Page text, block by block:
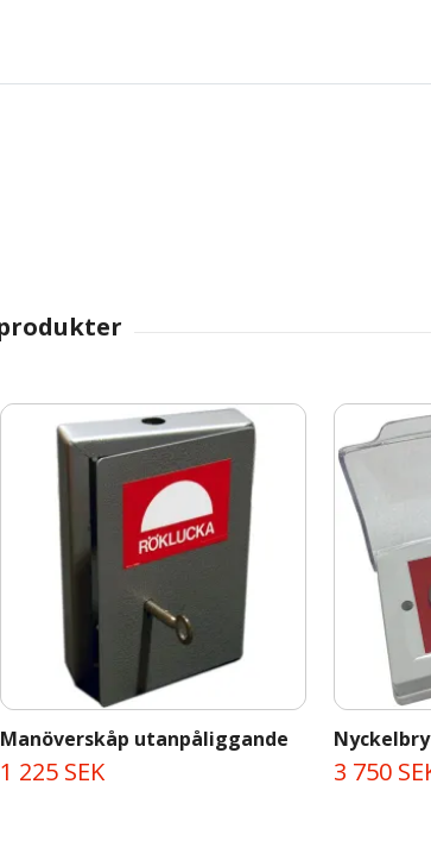
Manöverskåp utanpåliggande
1 225 SEK 3 750